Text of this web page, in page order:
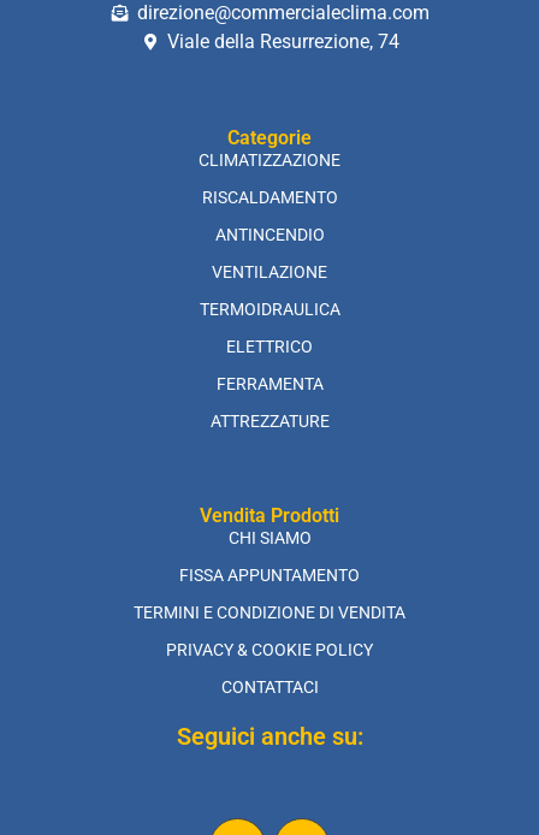
direzione@commercialeclima.com
Viale della Resurrezione, 74
Categorie
CLIMATIZZAZIONE
RISCALDAMENTO
ANTINCENDIO
VENTILAZIONE
TERMOIDRAULICA
ELETTRICO
FERRAMENTA
ATTREZZATURE
Vendita Prodotti
CHI SIAMO
FISSA APPUNTAMENTO
TERMINI E CONDIZIONE DI VENDITA
PRIVACY & COOKIE POLICY
CONTATTACI
Seguici anche su: